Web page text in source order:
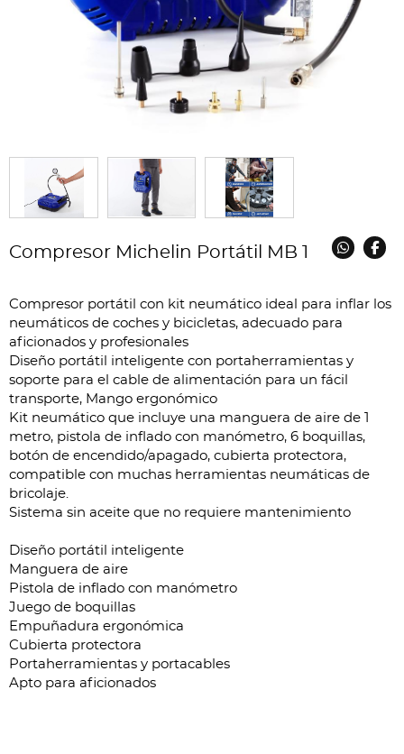
Compresor Michelin Portátil MB 1
Compresor portátil con kit neumático ideal para inflar los
neumáticos de coches y bicicletas, adecuado para
aficionados y profesionales
Diseño portátil inteligente con portaherramientas y
soporte para el cable de alimentación para un fácil
transporte, Mango ergonómico
Kit neumático que incluye una manguera de aire de 1
metro, pistola de inflado con manómetro, 6 boquillas,
botón de encendido/apagado, cubierta protectora,
compatible con muchas herramientas neumáticas de
bricolaje.
Sistema sin aceite que no requiere mantenimiento
Diseño portátil inteligente
Manguera de aire
Pistola de inflado con manómetro
Juego de boquillas
Empuñadura ergonómica
Cubierta protectora
Portaherramientas y portacables
Apto para aficionados